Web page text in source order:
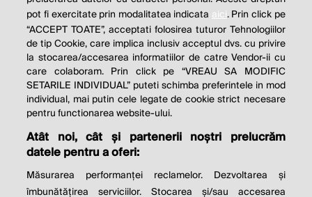
PROFITS.
Milton Friedman
© 2026 Profit.ro. Toate drepturile rezervate.
Dezvoltat de1616.ro
Contact Publicitate
Politica de cookie Politica de
confidențialitate
Setări cookies
pot fi exercitate prin modalitatea indicata aici. Prin click pe
“ACCEPT TOATE”, acceptati folosirea tuturor Tehnologiilor
de tip Cookie, care implica inclusiv acceptul dvs. cu privire
la stocarea/accesarea informatiilor de catre Vendor-ii cu
care colaboram. Prin click pe “VREAU SA MODIFIC
SETARILE INDIVIDUAL” puteti schimba preferintele in mod
individual, mai putin cele legate de cookie strict necesare
pentru functionarea website-ului.
Atât noi, cât și partenerii noștri prelucrăm
datele pentru a oferi:
Măsurarea performanței reclamelor. Dezvoltarea și
îmbunătățirea serviciilor. Stocarea și/sau accesarea